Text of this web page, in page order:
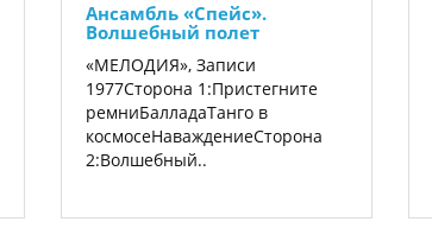
Ансамбль «Спейс».
Волшебный полет
«МЕЛОДИЯ», Записи
1977Сторона 1:Пристегните
ремниБалладаТанго в
космосеНаваждениеСторона
2:Волшебный..